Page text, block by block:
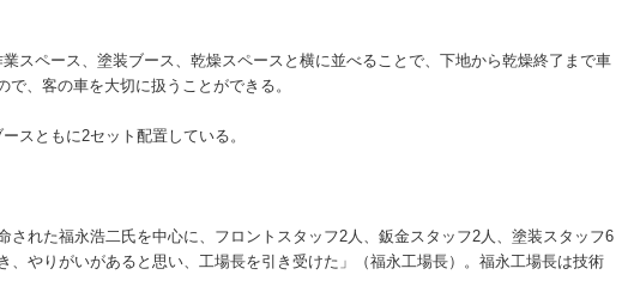
ペース、塗装ブース、乾燥スペースと横に並べることで、下地から乾燥終了まで車
、客の車を大切に扱うことができる。
スともに2セット配置している。
れた福永浩二氏を中心に、フロントスタッフ2人、鈑金スタッフ2人、塗装スタッフ6
やりがいがあると思い、工場長を引き受けた」（福永工場長）。福永工場長は技術